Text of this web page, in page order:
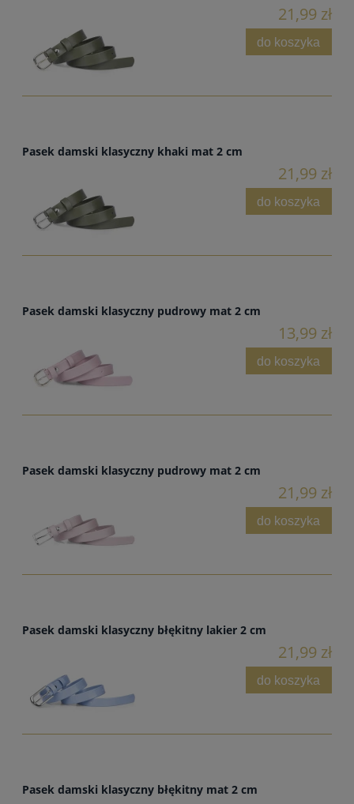
21,99 zł
do koszyka
Pasek damski klasyczny khaki mat 2 cm
21,99 zł
do koszyka
Pasek damski klasyczny pudrowy mat 2 cm
13,99 zł
do koszyka
Pasek damski klasyczny pudrowy mat 2 cm
21,99 zł
do koszyka
Pasek damski klasyczny błękitny lakier 2 cm
21,99 zł
do koszyka
Pasek damski klasyczny błękitny mat 2 cm